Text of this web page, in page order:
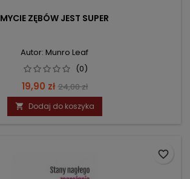
MYCIE ZĘBÓW JEST SUPER
Autor: Munro Leaf
(0)
Cena
19,90 zł Cena
podstawowa
24,00 zł
 Dodaj do koszyka
favorite_border